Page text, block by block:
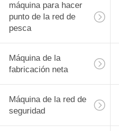
máquina para hacer
punto de la red de
pesca
Máquina de la
fabricación neta
Máquina de la red de
seguridad